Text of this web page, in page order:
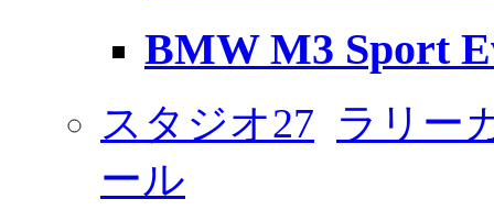
BMW M3 Sport
スタジオ27 ラリー
ール